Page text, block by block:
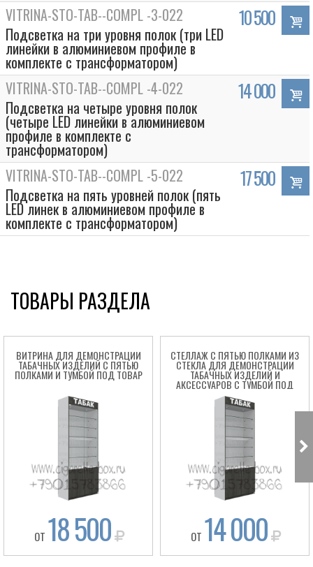
VITRINA-STO-TAB--COMPL -3-022
Подсветка на три уровня полок (три LED
линейки в алюминиевом профиле в
комплекте с трансформатором)
10 500
VITRINA-STO-TAB--COMPL -4-022
Подсветка на четыре уровня полок
(четыре LED линейки в алюминиевом
профиле в комплекте с
трансформатором)
14 000
VITRINA-STO-TAB--COMPL -5-022
Подсветка на пять уровней полок (пять
LED линек в алюминиевом профиле в
комплекте с трансформатором)
17 500
ТОВАРЫ РАЗДЕЛА
ВИТРИНА ДЛЯ ДЕМОНСТРАЦИИ
ТАБАЧНЫХ ИЗДЕЛИЙ С ПЯТЬЮ
ПОЛКАМИ И ТУМБОЙ ПОД ТОВАР
ОТ 18 500
СТЕЛЛАЖ С ПЯТЬЮ ПОЛКАМИ ИЗ
СТЕКЛА ДЛЯ ДЕМОНСТРАЦИИ
ТАБАЧНЫХ ИЗДЕЛИЙ И
АКСЕССУАРОВ С ТУМБОЙ ПОД
ТОВАР
ОТ 14 000